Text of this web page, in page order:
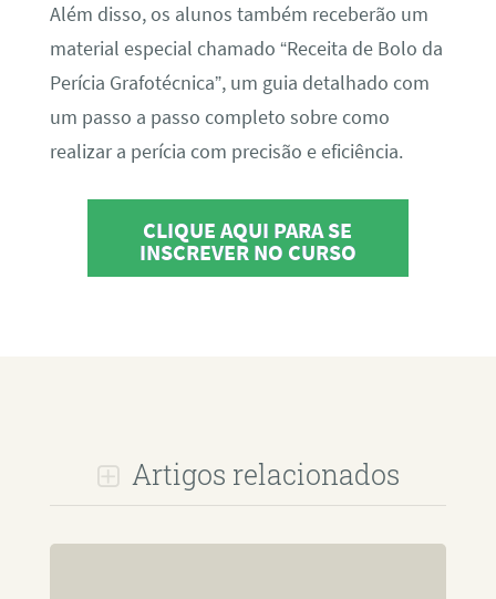
Além disso, os alunos também receberão um
material especial chamado “Receita de Bolo da
Perícia Grafotécnica”, um guia detalhado com
um passo a passo completo sobre como
realizar a perícia com precisão e eficiência.
CLIQUE AQUI PARA SE
INSCREVER NO CURSO
Artigos relacionados